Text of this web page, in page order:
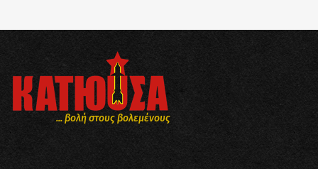
... βολή στους βολεμένους